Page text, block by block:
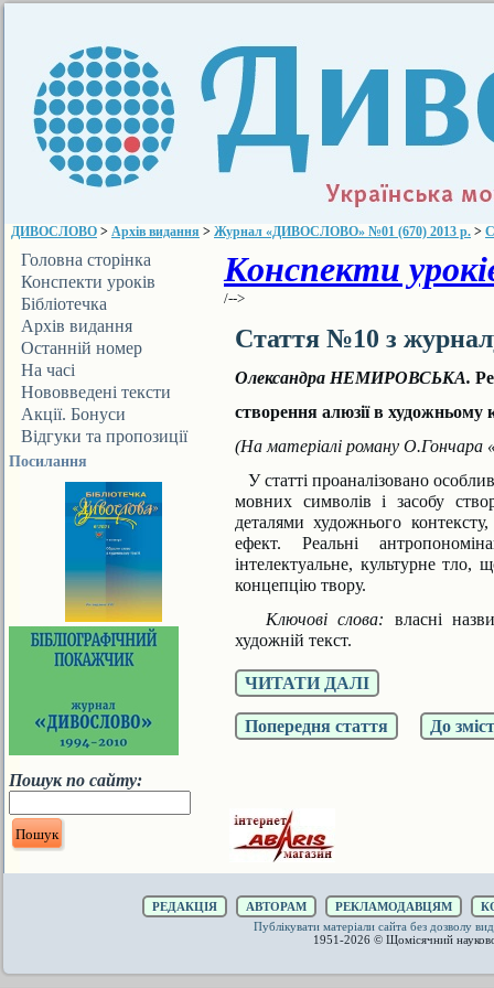
ДИВОСЛОВО > Архів видання > Журнал «ДИВОСЛОВО» №01 (670) 2013 р. >
Головна сторінка
Конспекти уроків
Бібліотечка
ДИВОСЛОВА
Архів видання
Останній номер
На часі
Нововведені тексти
Акції. Бонуси
Відгуки та пропозиції
Посилання
Пошук по сайту:
Конспекти
/-->
Стаття №10 з
Олександра НЕМИРОВСЬКА.
створення алюзії в художньому
(На матеріалі роману О.Гончара
У статті проаналізовано
мовних символів і засобу
деталями художнього
ефект. Реальні
інтелектуальне, культурне тло,
концепцію твору.
Ключові слова: власні
художній текст.
ЧИТАТИ ДАЛІ
Попередня стаття До
РЕДАКЦІЯ АВТОРАМ РЕКЛАМОДАВЦЯМ
Публікувати матеріали сайта без дозволу
1951-2026 © Щомісячний